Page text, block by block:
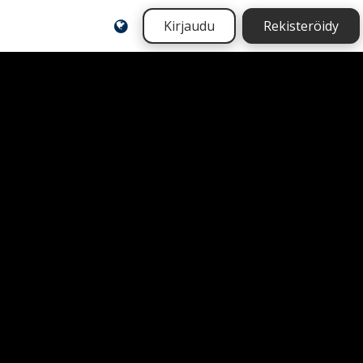
Kirjaudu Rekisteröidy